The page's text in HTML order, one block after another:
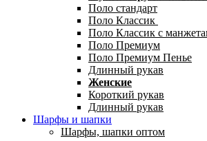
Поло стандарт
Поло Классик
Поло Классик с
Поло Премиум
Поло Премиум Пенье
Длинный рукав
Женские
Короткий рукав
Длинный рукав
Шарфы и шапки
Шарфы, шапки оптом